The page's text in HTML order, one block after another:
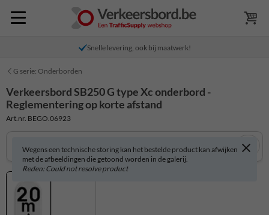
Snelle levering, ook bij maatwerk!
G serie: Onderborden
Verkeersbord SB250 G type Xc onderbord -
Reglementering op korte afstand
Art.nr. BEGO.06923
Wegens een technische storing kan het bestelde product kan afwijken
met de afbeeldingen die getoond worden in de galerij.
Reden: Could not resolve product